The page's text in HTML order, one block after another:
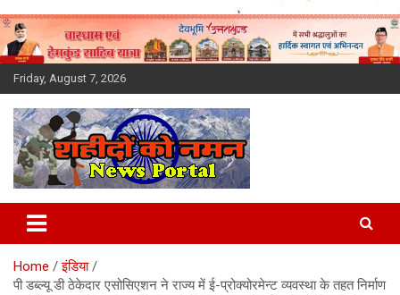
Skip
to
content
Friday, August 7, 2026
Latest News Today, Breaking
News, Uttarakhand News in
Hindi
Home
इंडिया
पी डब्ल्यू डी ठेकेदार एसोसिएशन ने राज्य में ई-प्रोक्योरमेन्ट व्यवस्था के तहत निर्माण